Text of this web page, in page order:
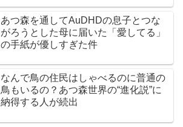
あつ森を通してAuDHDの息子とつな
がろうとした母に届いた「愛してる」
の手紙が優しすぎた件
なんで鳥の住民はしゃべるのに普通の
鳥もいるの？あつ森世界の“進化説”に
納得する人が続出